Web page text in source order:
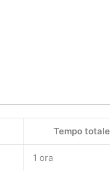
Tempo totale
1 ora